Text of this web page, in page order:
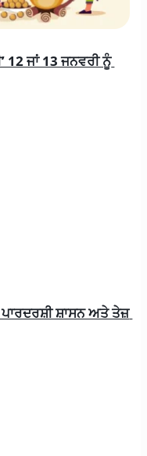
12 ਜਾਂ 13 ਜਨਵਰੀ ਨੂੰ
ਸ਼ਾਸਨ ਅਤੇ ਤੇਜ਼